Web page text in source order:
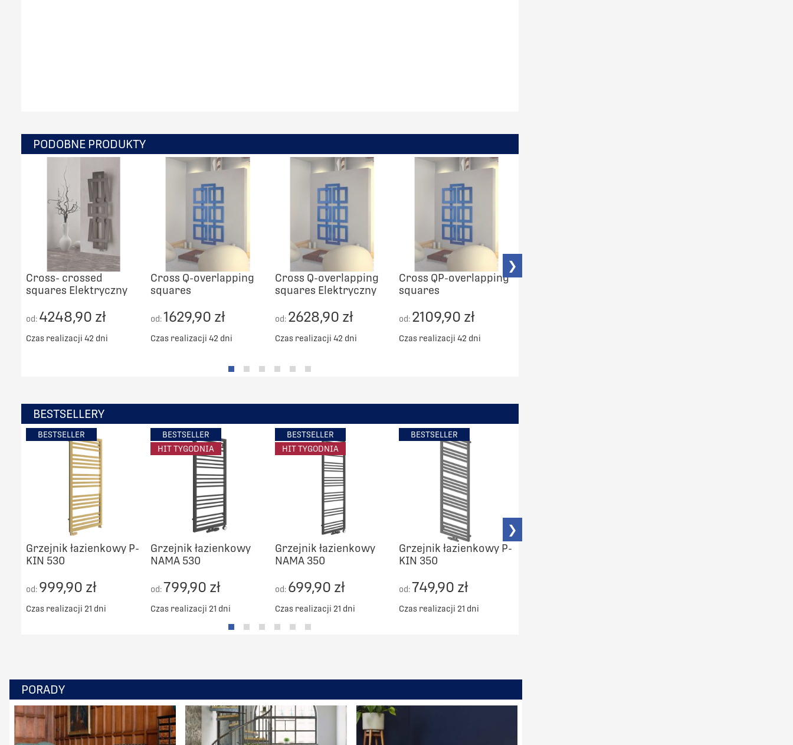
PODOBNE PRODUKTY
Cross- crossed
squares Elektryczny
od: 4248,90 zł
Czas realizacji 42 dni
Cross Q-overlapping
squares
od:1629,90 zł
Czas realizacji 42 dni
Cross Q-overlapping
squares Elektryczny
od: 2628,90 zł
Czas realizacji 42 dni
Cross QP-overlapping
squares
od: 2109,90 zł
Czas realizacji 42 dni
❯
BESTSELLERY
BESTSELLER
Grzejnik łazienkowy P-
KIN 530
od: 999,90 zł
Czas realizacji 21 dni
BESTSELLER
HIT TYGODNIA
Grzejnik łazienkowy
NAMA 530
od:799,90 zł
Czas realizacji 21 dni
BESTSELLER
HIT TYGODNIA
Grzejnik łazienkowy
NAMA 350
od: 699,90 zł
Czas realizacji 21 dni
BESTSELLER
Grzejnik łazienkowy P-
KIN 350
od: 749,90 zł
Czas realizacji 21 dni
❯
PORADY